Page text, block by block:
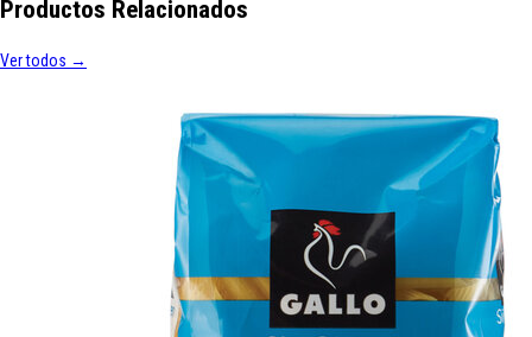
Productos Relacionados
Ver todos →